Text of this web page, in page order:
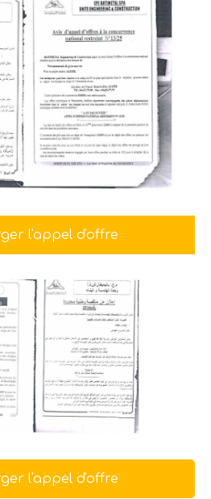
l'appel d'offre
l'appel d'offre